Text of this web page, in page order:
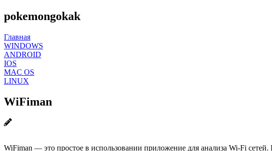
pokemongokak
Главная
WINDOWS
ANDROID
IOS
MAC OS
LINUX
WiFiman
WiFiman — это простое в использовании приложение для анализа Wi-Fi